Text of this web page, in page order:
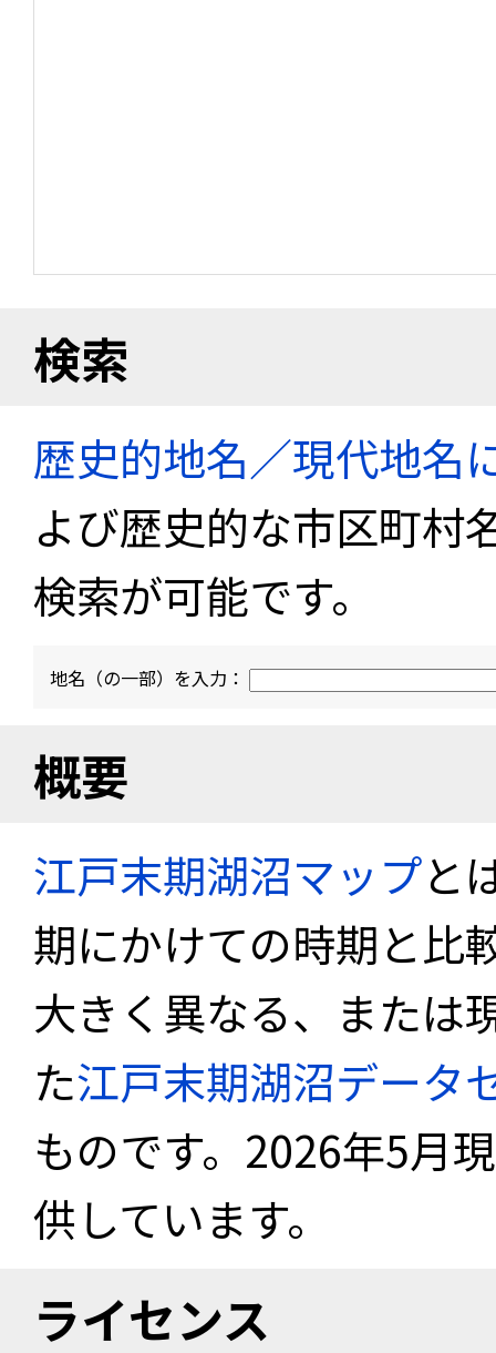
検索
歴史的地名／現代地名
よび歴史的な市区町村
検索が可能です。
地名（の一部）を入力：
概要
江戸末期湖沼マップと
期にかけての時期と比
大きく異なる、または
た江戸末期湖沼データ
ものです。2026年5月
供しています。
ライセンス